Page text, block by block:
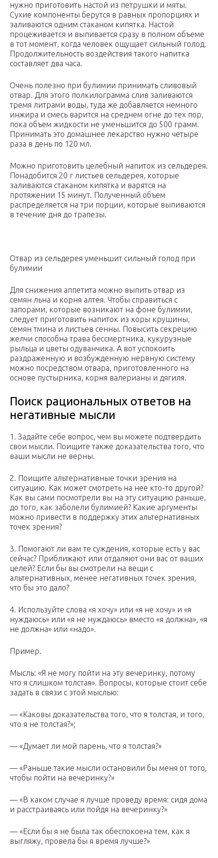
нужно приготовить настой из петрушки и мяты.
Сухие компоненты берутся в равных пропорциях и
заливаются одним стаканом кипятка. Настой
процеживается и выпивается сразу в полном объеме
в тот момент, когда человек ощущает сильный голод.
Продолжительность воздействия такого напитка
составляет два часа.
Очень полезно при булимии принимать сливовый
отвар. Для этого полкилограмма слив заливаются
тремя литрами воды, туда же добавляется немного
инжира и смесь варится на среднем огне до тех пор,
пока объем жидкости не уменьшится до 500 грамм.
Принимать это домашнее лекарство нужно четыре
раза в день по 120 мл.
Можно приготовить целебный напиток из сельдерея.
Понадобится 20 г листьев сельдерея, которые
заливаются стаканом кипятка и варятся на
протяжении 15 минут. Полученный объем
распределяется на три порции, которые выпиваются
в течение дня до трапезы.
Отвар из сельдерея уменьшит сильный голод при
булимии
Для снижения аппетита можно выпить отвар из
семян льна и корня алтея. Чтобы справиться с
запорами, которые возникают на фоне булимии,
следует приготовить напиток из коры крушины,
семян тмина и листьев сенны. Повысить секрецию
желчи способна трава бессмертника, кукурузные
рыльца и цветы одуванчика. А вот успокоить
раздраженную и возбужденную нервную систему
можно посредством отвара, приготовленного на
основе пустырника, корня валерианы и дягиля.
Поиск рациональных ответов на
негативные мысли
1. Задайте себе вопрос, чем вы можете подтвердить
свои мысли. Поищите также доказательства того, что
ваши мысли не верны.
2. Поищите альтернативные точки зрения на
ситуацию. Как может смотреть на нее кто-то другой?
Как вы сами посмотрели вы на эту ситуацию раньше,
до того, как заболели булимией? Какие аргументы
можно привести в поддержку этих альтернативных
точек зрения?
3. Помогают ли вам те суждения, которые есть у вас
сейчас? Приближают или отдаляют они вас от ваших
целей? Если бы вы смотрели на вещи с
альтернативных, менее негативных точек зрения,
что бы это дало?
4. Используйте слова «я хочу» или «я не хочу» и «я
нуждаюсь» или «я не нуждаюсь» вместо «я должна», «я
не должна» или «надо».
Пример.
Мысль: «Я не могу пойти на эту вечеринку, потому
что я слишком толстая». Вопросы, которые стоит себе
задать в связи с этой мыслью:
— «Каковы доказательства того, что я толстая, и того,
что я не толстая?»;
— «Думает ли мой парень, что я толстая?»
— «Раньше такие мысли остановили бы меня от того,
чтобы пойти на вечеринку?»
— «В каком случае я лучше проведу время: сидя дома
и расстраиваясь или пойдя на вечеринку?»
— «Если бы я не была так обеспокоена тем, как я
выгляжу, провела бы я время лучше?»